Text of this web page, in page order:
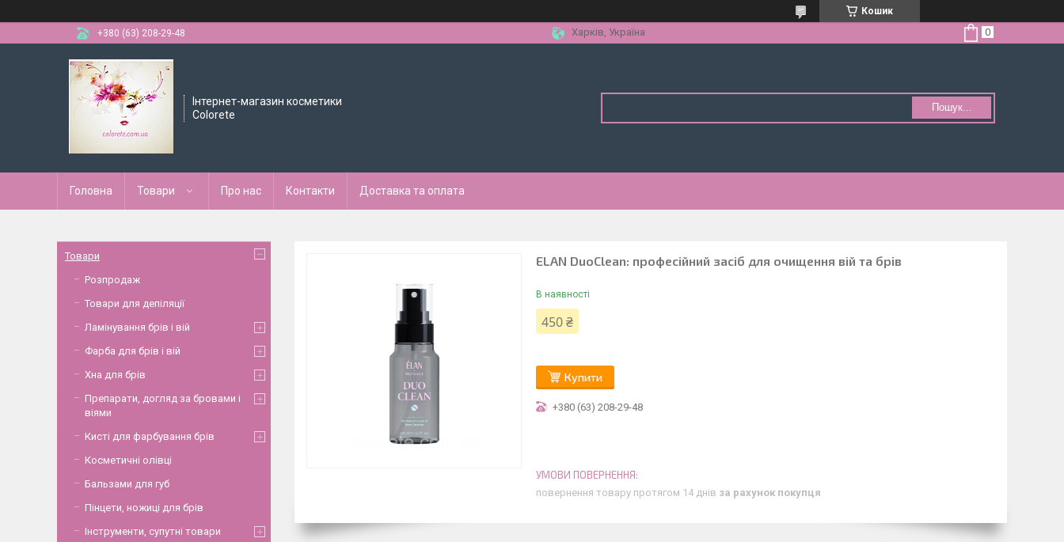
Кошик
+380 (63) 208-29-48
Харків, Україна
Інтернет-магазин косметики
Colorete
Пошук...
Головна Товари Про нас Контакти Доставка та оплата
ELAN DuoClean: професійний засіб для очищення вій та брів
В наявності
450 ₴
Купити
+380 (63) 208-29-48
повернення товару протягом 14 днів за рахунок покупця
Товари
Розпродаж
Товари для депіляції
Ламінування брів і вій
Фарба для брів і вій
Хна для брів
Препарати, догляд за бровами і
віями
Кисті для фарбування брів
Косметичні олівці
Бальзами для губ
Пінцети, ножиці для брів
Інструменти, супутні товари